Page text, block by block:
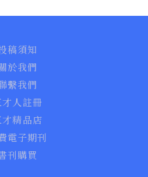
稿須知
於我們
繫我們
才人註冊
才精品店
電子期刊
刊購買